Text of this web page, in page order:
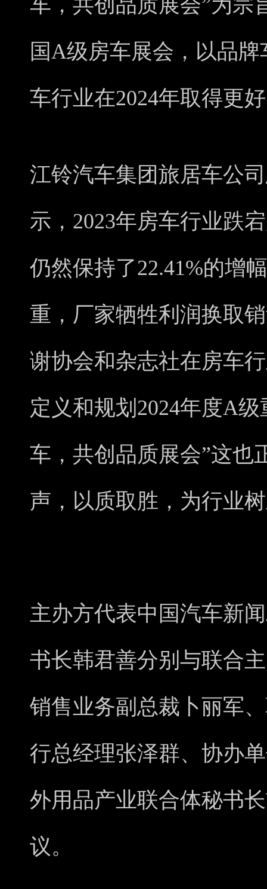
车，共创品质展会”为宗
国A级房车展会，以品
车行业在2024年取得更
江铃汽车集团旅居车公
示，2023年房车行业跌
仍然保持了22.41%的增
重，厂家牺牲利润换取
谢协会和杂志社在房车
定义和规划2024年度A
车，共创品质展会”这也
声，以质取胜，为行业
主办方代表中国汽车新
书长韩君善分别与联合
销售业务副总裁卜丽军
行总经理张泽群、协办
外用品产业联合体秘书
议。